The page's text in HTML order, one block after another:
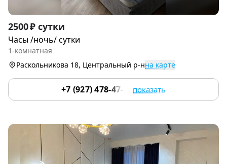
Item
1
of
6
2500 ₽ сутки
Часы /ночь/ сутки
1-комнатная
Раскольникова 18, Центральный р-нна карте
+7 (927) 478-47-13 показать